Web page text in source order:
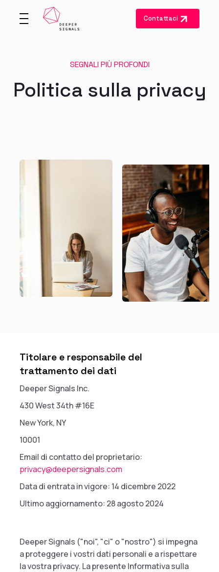
Contattaci
SEGNALI PIÙ PROFONDI
Politica sulla privacy
Titolare e responsabile del
trattamento dei dati
Deeper Signals Inc.
430 West 34th #16E
New York, NY
10001
Email di contatto del proprietario:
privacy@deepersignals.com‍
Data di entrata in vigore: 14 dicembre 2022
Ultimo aggiornamento: 28 agosto 2024
Deeper Signals ("noi", "ci" o "nostro") si impegna
a proteggere i vostri dati personali e a rispettare
la vostra privacy. La presente Informativa sulla